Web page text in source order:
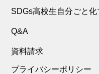
SDGs高校生自分ごと化
Q&A
資料請求
プライバシーポリシー